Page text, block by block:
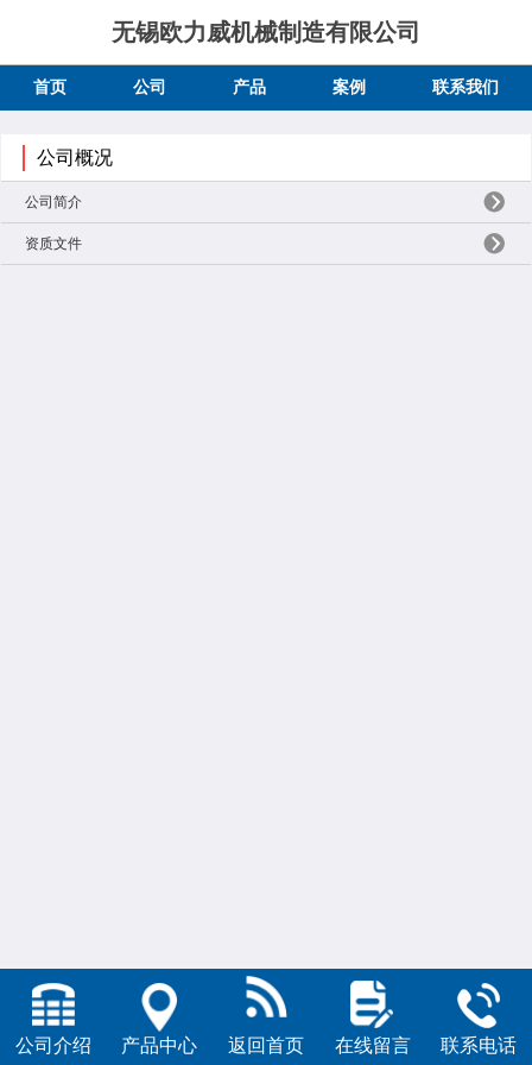
无锡欧力威机械制造有限公司
首页 公司 产品 案例 联系我们
公司概况
公司简介
资质文件
公司介绍 产品中心 返回首页 在线留言 联系电话